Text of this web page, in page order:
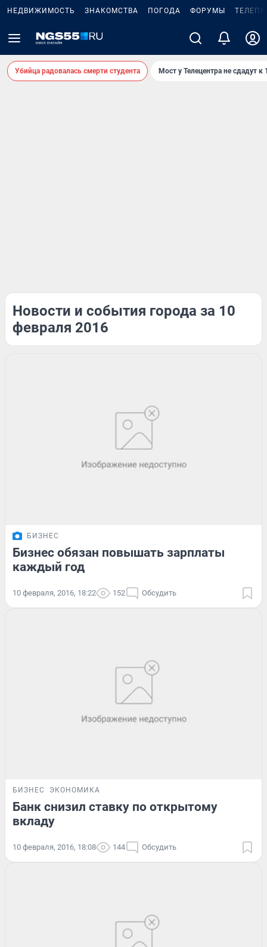
НЕДВИЖИМОСТЬ ЗНАКОМСТВА ПОГОДА ФОРУМЫ
Убийца радовалась смерти студента Мост у Телецентра не сдадут к
Новости и события города за 10
февраля 2016
БИЗНЕС
Бизнес обязан повышать зарплаты
каждый год
10 февраля, 2016, 18:22 152 Обсудить
БИЗНЕС ЭКОНОМИКА
Банк снизил ставку по открытому
вкладу
10 февраля, 2016, 18:08 144 Обсудить